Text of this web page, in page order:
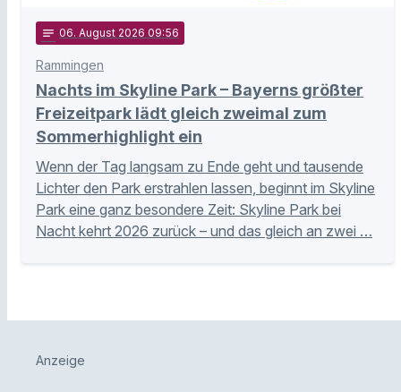
notes 06. August 2026 09:56
Rammingen
Nachts im Skyline Park – Bayerns größter
Freizeitpark lädt gleich zweimal zum
Sommerhighlight ein
Wenn der Tag langsam zu Ende geht und tausende
Lichter den Park erstrahlen lassen, beginnt im Skyline
Park eine ganz besondere Zeit: Skyline Park bei
Nacht kehrt 2026 zurück – und das gleich an zwei …
Anzeige